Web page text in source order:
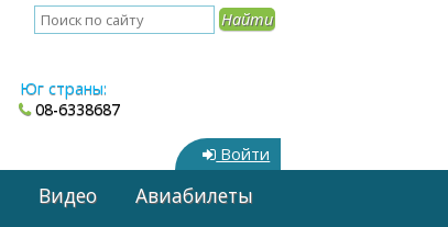
Юг страны:
08-6338687
Войти
Видео
Авиабилеты